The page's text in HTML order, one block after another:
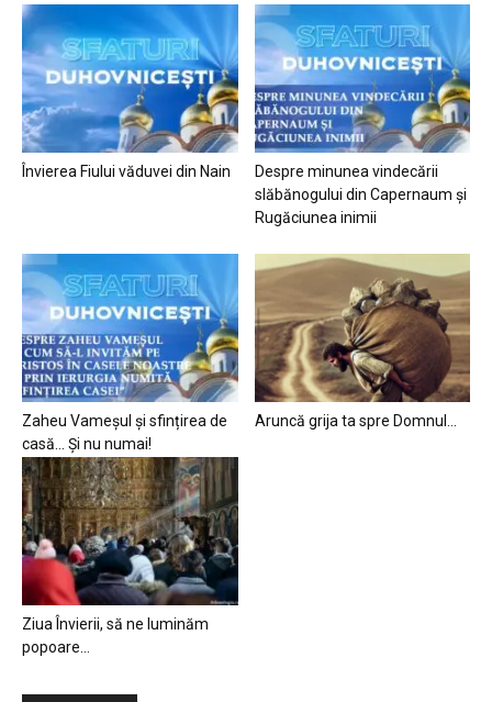
Învierea Fiului văduvei din Nain
Despre minunea vindecării
slăbănogului din Capernaum și
Rugăciunea inimii
Zaheu Vameșul și sfințirea de
casă… Și nu numai!
Aruncă grija ta spre Domnul…
Ziua Învierii, să ne luminăm
popoare…